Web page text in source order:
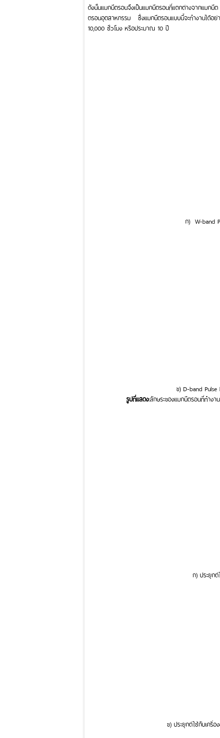
ดังนั้นแมกนีตรอนจึงเป็นแมกนีตรอนที่แตกต่างจากแมกนี
ตรอนอุตสาหกรรม ซึ่งแมกนีตรอนแบบนี้จะทำงานได้อ
10,000 ชั่วโมง หรือประมาณ 10 ปี
ก) W-band
ข) D-band
รูปที่แสดง:ลักษระของแมกนีตรอนที่ทำงา
ก) ประยุกต์
ข) ประยุกต์ใช้กับเครื่